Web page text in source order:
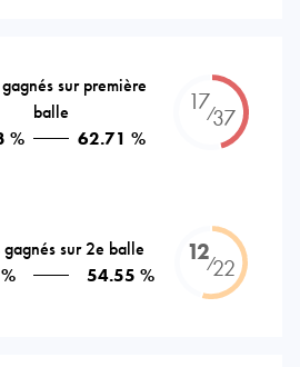
sur première
balle
%
62.71 %
17⁄37
gagnés sur 2e balle
54.55 %
12⁄22